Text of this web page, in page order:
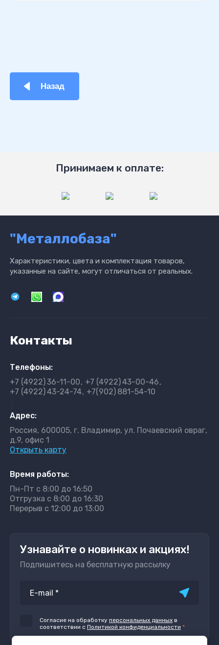
Назад
Принимаем к оплате:
"Металлобаза"
Характеристики, цвета и комплектация товаров,
указанные на сайте, могут отличаться от реальных.
Контакты
Телефоны:
+7 (4922)36-11-00 +7 (4922)43-00-46
+7 (4922)43-24-74 +7(902) 881-54-10
Адрес:
Россия, 600005, г. Владимир, ул. Почаевский овраг,
д.9, офис 1
Открыть карту
Время работы:
Пн-Пт с 8:00 до 16:50
Отгрузка с 8:00 до 16:30
Перерыв с 12:00 до 13:00
Узнавайте о новинках и акциях!
Подпишитесь на бесплатную рассылку
Согласие на обработку персональных данных в
соответствии с Политикой конфиденциальности *